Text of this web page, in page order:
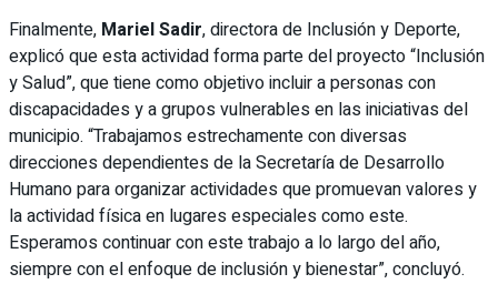
Finalmente, Mariel Sadir, directora de Inclusión y Deporte,
explicó que esta actividad forma parte del proyecto “Inclusión
y Salud”, que tiene como objetivo incluir a personas con
discapacidades y a grupos vulnerables en las iniciativas del
municipio. “Trabajamos estrechamente con diversas
direcciones dependientes de la Secretaría de Desarrollo
Humano para organizar actividades que promuevan valores y
la actividad física en lugares especiales como este.
Esperamos continuar con este trabajo a lo largo del año,
siempre con el enfoque de inclusión y bienestar”, concluyó.